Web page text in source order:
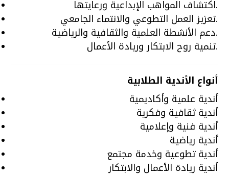
اكتشاف المواهب الإبداعية ورعايتها.
تعزيز العمل التطوعي والانتماء الجامعي.
دعم الأنشطة العلمية والثقافية والرياضية.
تنمية روح الابتكار وريادة الأعمال.
أنواع الأندية الطلابية
أندية علمية وأكاديمية
أندية ثقافية وفكرية
أندية فنية وإعلامية
أندية رياضية
أندية تطوعية وخدمة مجتمع
أندية ريادة الأعمال والابتكار